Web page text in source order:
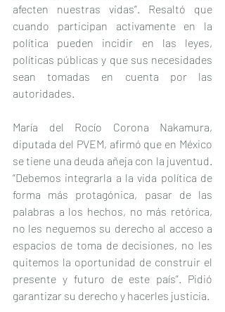
afecten nuestras vidas”. Resaltó que
cuando participan activamente en la
política pueden incidir en las leyes,
políticas públicas y que sus necesidades
sean tomadas en cuenta por las
autoridades.
María del Rocío Corona Nakamura,
diputada del PVEM, afirmó que en México
se tiene una deuda añeja con la juventud.
“Debemos integrarla a la vida política de
forma más protagónica, pasar de las
palabras a los hechos, no más retórica,
no les neguemos su derecho al acceso a
espacios de toma de decisiones, no les
quitemos la oportunidad de construir el
presente y futuro de este país”. Pidió
garantizar su derecho y hacerles justicia.